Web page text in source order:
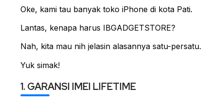
Oke, kami tau banyak toko iPhone di kota Pati.
Lantas, kenapa harus IBGADGETSTORE?
Nah, kita mau nih jelasin alasannya satu-persatu.
Yuk simak!
1. GARANSI IMEI LIFETIME